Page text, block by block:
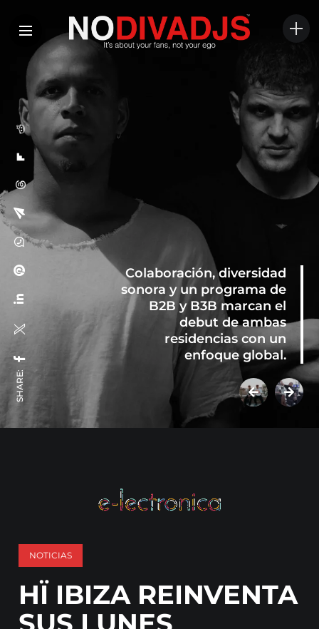
Colaboración, diversidad
sonora y un programa de
B2B y B3B marcan el
debut de ambas
residencias con un
enfoque global.
SHARE:
NOTICIAS
HÏ IBIZA REINVENTA